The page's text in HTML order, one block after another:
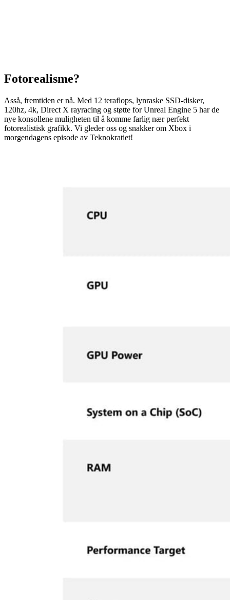
Fotorealisme?
Asså, fremtiden er nå. Med 12 teraflops, lynraske SSD-disker,
120hz, 4k, Direct X rayracing og støtte for Unreal Engine 5 har de
nye konsollene muligheten til å komme farlig nær perfekt
fotorealistisk grafikk. Vi gleder oss og snakker om Xbox i
morgendagens episode av Teknokratiet!